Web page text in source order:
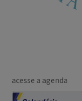
acesse a agenda